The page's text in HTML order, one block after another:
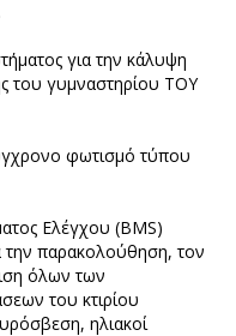
για την κάλυψη
του γυμναστηρίου ΤΟΥ
φωτισμό τύπου
Ελέγχου (BMS)
παρακολούθηση, τον
όλων των
του κτιρίου
ηλιακοί